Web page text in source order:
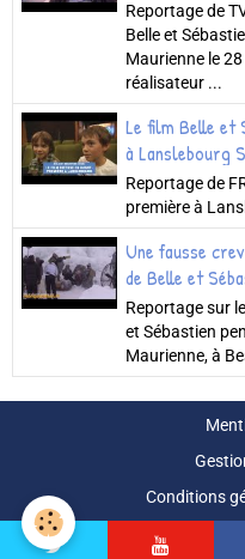
Reportage de
Belle et
Maurienne le
réalisateur ...
Le film Belle et
à Lanslebourg
Reportage de
première à
Une fausse
de Belle et
Reportage sur
et Sébastien
Maurienne, à
Conditions